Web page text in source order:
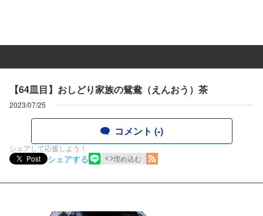
【64皿目】おしどり家族の鴛鴦（えんおう）茶
2023/07/25
コメント (-)
シェアして応援しよう！
Post
シェアする 埋め込む